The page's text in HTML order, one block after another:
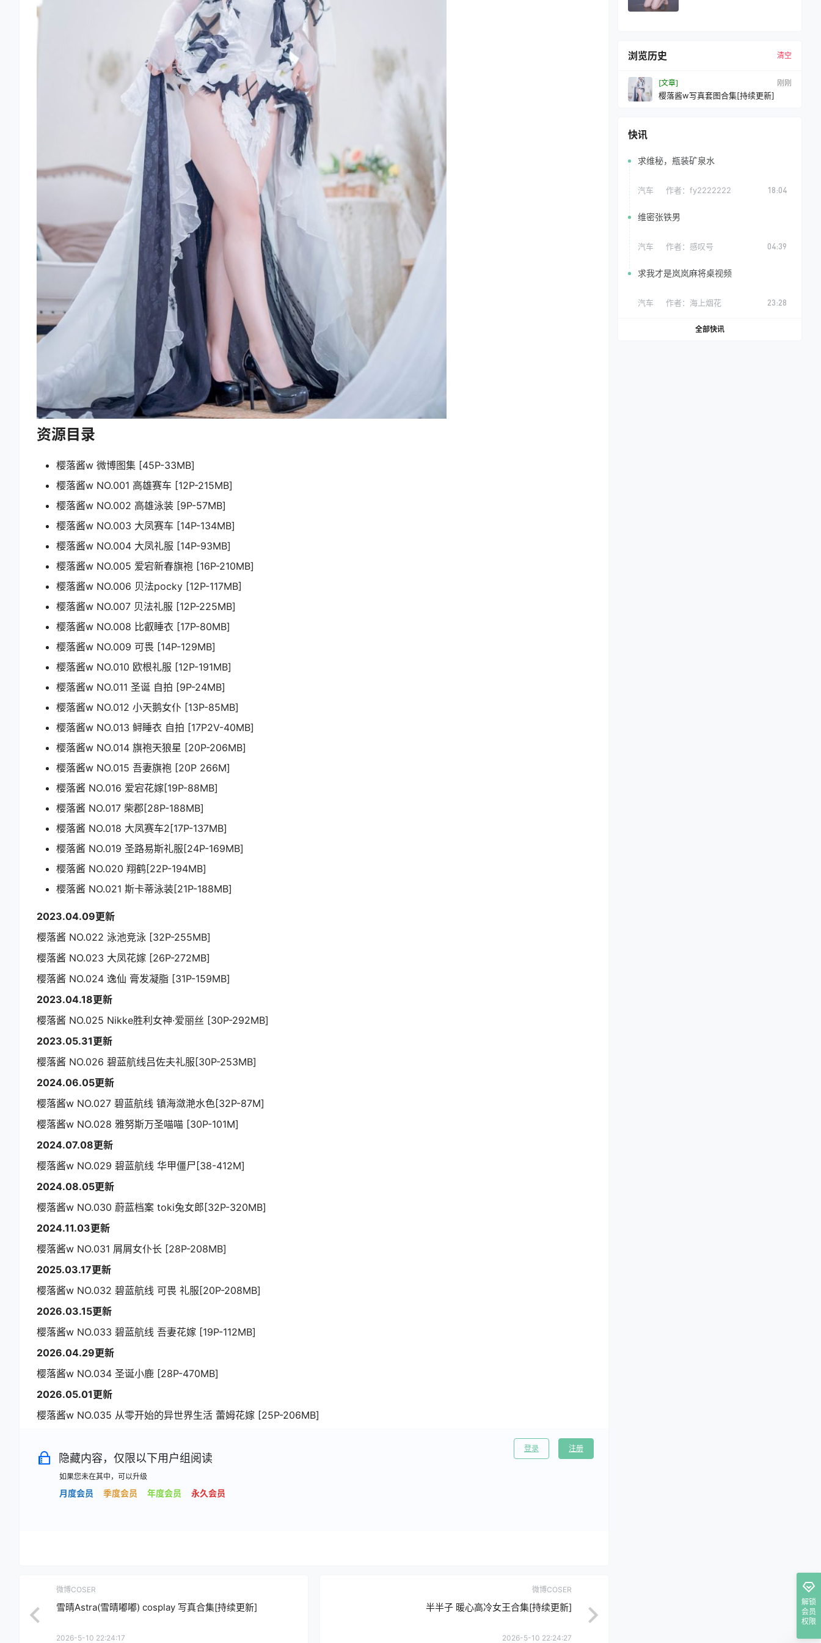
资源目录
樱落酱w 微博图集 [45P-33MB]
樱落酱w NO.001 高雄赛车 [12P-215MB]
樱落酱w NO.002 高雄泳装 [9P-57MB]
樱落酱w NO.003 大凤赛车 [14P-134MB]
樱落酱w NO.004 大凤礼服 [14P-93MB]
樱落酱w NO.005 爱宕新春旗袍 [16P-210MB]
樱落酱w NO.006 贝法pocky [12P-117MB]
樱落酱w NO.007 贝法礼服 [12P-225MB]
樱落酱w NO.008 比叡睡衣 [17P-80MB]
樱落酱w NO.009 可畏 [14P-129MB]
樱落酱w NO.010 欧根礼服 [12P-191MB]
樱落酱w NO.011 圣诞 自拍 [9P-24MB]
樱落酱w NO.012 小天鹅女仆 [13P-85MB]
樱落酱w NO.013 鲟睡衣 自拍 [17P2V-40MB]
樱落酱w NO.014 旗袍天狼星 [20P-206MB]
樱落酱w NO.015 吾妻旗袍 [20P 266M]
樱落酱 NO.016 爱宕花嫁[19P-88MB]
樱落酱 NO.017 柴郡[28P-188MB]
樱落酱 NO.018 大凤赛车2[17P-137MB]
樱落酱 NO.019 圣路易斯礼服[24P-169MB]
樱落酱 NO.020 翔鹤[22P-194MB]
樱落酱 NO.021 斯卡蒂泳装[21P-188MB]
2023.04.09更新
樱落酱 NO.022 泳池竞泳 [32P-255MB]
樱落酱 NO.023 大凤花嫁 [26P-272MB]
樱落酱 NO.024 逸仙 膏发凝脂 [31P-159MB]
2023.04.18更新
樱落酱 NO.025 Nikke胜利女神·爱丽丝 [30P-292MB]
2023.05.31更新
樱落酱 NO.026 碧蓝航线吕佐夫礼服[30P-253MB]
2024.06.05更新
樱落酱w NO.027 碧蓝航线 镇海潋滟水色[32P-87M]
樱落酱w NO.028 雅努斯万圣喵喵 [30P-101M]
2024.07.08更新
樱落酱w NO.029 碧蓝航线 华甲僵尸[38-412M]
2024.08.05更新
樱落酱w NO.030 蔚蓝档案 toki兔女郎[32P-320MB]
2024.11.03更新
樱落酱w NO.031 屑屑女仆长 [28P-208MB]
2025.03.17更新
樱落酱w NO.032 碧蓝航线 可畏 礼服[20P-208MB]
2026.03.15更新
樱落酱w NO.033 碧蓝航线 吾妻花嫁 [19P-112MB]
2026.04.29更新
樱落酱w NO.034 圣诞小鹿 [28P-470MB]
2026.05.01更新
樱落酱w NO.035 从零开始的异世界生活 蕾姆花嫁 [25P-206MB]
隐藏内容，仅限以下用户组阅读
如果您未在其中，可以升级
月度会员 季度会员 年度会员 永久会员
登录 注册
微博COSER
雪晴Astra(雪晴嘟嘟) cosplay 写真合集[持续更新]
2026-5-10 22:24:17
微博COSER
半半子 暖心高冷女王合集[持续更新]
2026-5-10 22:24:27
浏览历史 清空
[文章] 10 秒前
樱落酱w写真套图合集[持续更新]
快讯
求维秘，瓶装矿泉水
汽车 作者： fy2222222 18:04
维密张铁男
汽车 作者： 感叹号 04:39
求我才是岚岚麻将桌视频
汽车 作者： 海上烟花 23:28
全部快讯
解锁
会员
权限